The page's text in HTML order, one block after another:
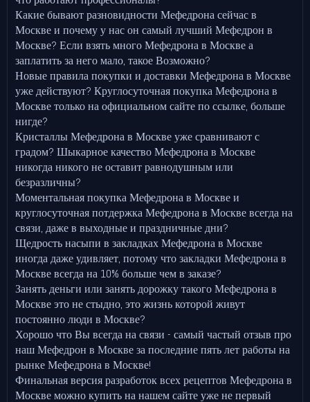
Какие бывают разновидности Мефедрона сейчас в
Москве и почему у нас он самый лучший Мефедрон в
Москве? Если взять много Мефедрона в Москве а
заплатить за него мало, такое Возможно?
Новые правила покупки и доставки Мефедрона в Москве
уже действуют? Круглосуточная покупка Мефедрона в
Москве только на официальном сайте по ссылке, больше
нигде?
Кристаллы Мефедрона в Москве уже сравнивают с
градом? Шыкарное качество Мефедрона в Москве
никогда никого не оставит равнодушным или
безразличны?
Моментальная покупка Мефедрона в Москве и
круглосуточная потдержка Мефедрона в Москве всегда на
связи, даже в выходные и праздничные дни?
Щедрость насыпи в закладках Мефедрона в Москве
иногда даже удивляет, потому что закладки Мефедрона в
Москве всегда на 10% больше чем в заказе?
Занять деньги или занять дорожку такого Мефедрона в
Москве это не стыдно, это жизнь которой живут
постоянно люди в Москве?
Хорошо что Вы всегда на связи - самый частый отзыв про
наш Мефедрон в Москве за последние пять лет работы на
рынке Мефедрона в Москве!
Финальная версия разработок всех рецептов Мефедрона в
Москве можно купить на нашем сайте уже не первый